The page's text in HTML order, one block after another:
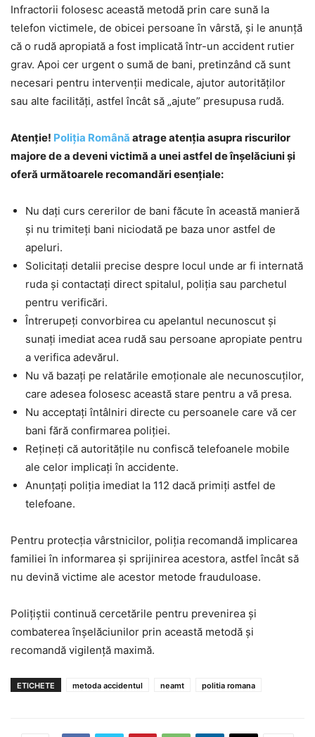
Infractorii folosesc această metodă prin care sună la
telefon victimele, de obicei persoane în vârstă, și le anunță
că o rudă apropiată a fost implicată într-un accident rutier
grav. Apoi cer urgent o sumă de bani, pretinzând că sunt
necesari pentru intervenții medicale, ajutor autorităților
sau alte facilități, astfel încât să „ajute” presupusa rudă.
Atenție! Poliția Română atrage atenția asupra riscurilor
majore de a deveni victimă a unei astfel de înșelăciuni și
oferă următoarele recomandări esențiale:
Nu dați curs cererilor de bani făcute în această manieră
și nu trimiteți bani niciodată pe baza unor astfel de
apeluri.
Solicitați detalii precise despre locul unde ar fi internată
ruda și contactați direct spitalul, poliția sau parchetul
pentru verificări.
Întrerupeți convorbirea cu apelantul necunoscut și
sunați imediat acea rudă sau persoane apropiate pentru
a verifica adevărul.
Nu vă bazați pe relatările emoționale ale necunoscuților,
care adesea folosesc această stare pentru a vă presa.
Nu acceptați întâlniri directe cu persoanele care vă cer
bani fără confirmarea poliției.
Rețineți că autoritățile nu confiscă telefoanele mobile
ale celor implicați în accidente.
Anunțați poliția imediat la 112 dacă primiți astfel de
telefoane.
Pentru protecția vârstnicilor, poliția recomandă implicarea
familiei în informarea și sprijinirea acestora, astfel încât să
nu devină victime ale acestor metode frauduloase.
Polițiștii continuă cercetările pentru prevenirea și
combaterea înșelăciunilor prin această metodă și
recomandă vigilență maximă.
ETICHETE metoda accidentul neamt politia romana